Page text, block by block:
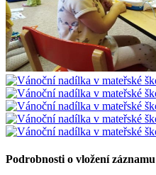
Podrobnosti o vložení záznamu